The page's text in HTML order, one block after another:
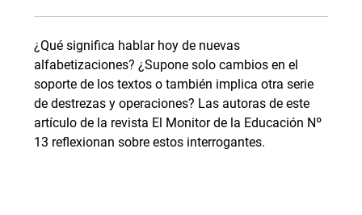
¿Qué significa hablar hoy de nuevas
alfabetizaciones? ¿Supone solo cambios en el
soporte de los textos o también implica otra serie
de destrezas y operaciones? Las autoras de este
artículo de la revista El Monitor de la Educación Nº
13 reflexionan sobre estos interrogantes.